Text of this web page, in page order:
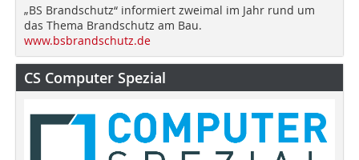
„BS Brandschutz“ informiert zweimal im Jahr rund um
das Thema Brandschutz am Bau.
www.bsbrandschutz.de
CS Computer Spezial